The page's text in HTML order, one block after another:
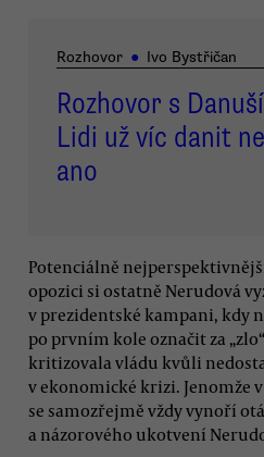
Rozhovor ● Ivo Bystřičan
Rozhovor s
Lidi už víc danit
ano
Potenciálně
opozici si ostatně Nerudová
v prezidentské kampani, kdy
po prvním kole označit za
kritizovala vládu kvůli
v ekonomické krizi. Jenomže
se samozřejmě vždy vynoří
a názorového ukotvení